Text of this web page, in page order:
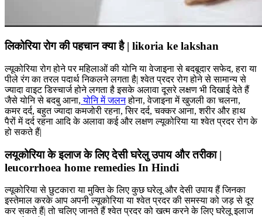
लिकोरिया रोग की पहचान क्या है | likoria ke lakshan
ल्यूकोरिया रोग होने पर महिलाओं की योनि या वेजाइना से बदबूदार सफेद, हरा या
पीले रंग का तरल पदार्थ निकलने लगता है| श्वेत प्रदर रोग होने से सामान्य से
ज्यादा वाइट डिस्चार्ज होने लगता है इसके अलावा दूसरे लक्षण भी दिखाई देते हैं
जैसे योनि से बदबु आना, योनि में जलनहोना, वेजाइना में खुजली का चलना,
कमर दर्द, बहुत ज्यादा कमजोरी रहना, सिर दर्द, चक्कर आना, शरीर और हाथ
पैरों में दर्द रहना आदि के अलावा कई और लक्षण ल्यूकोरिया या श्वेत प्रदर रोग के
हो सकते हैं|
लयूकोरिया के इलाज के लिए देसी घरेलु उपाय और तरीका |
leucorrhoea home remedies In Hindi
ल्यूकोरिया से छुटकारा या मुक्ति के लिए कुछ घरेलू और देसी उपाय हैं जिनका
इस्तेमाल करके आप अपनी ल्यूकोरिया या श्वेत प्रदर की समस्या को जड़ से दूर
कर सकते हैं| तो चलिए जानते हैं श्वेत प्रदर को खत्म करने के लिए घरेलू इलाज